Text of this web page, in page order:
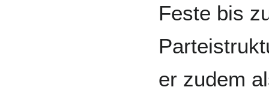
Feste bis
er zudem